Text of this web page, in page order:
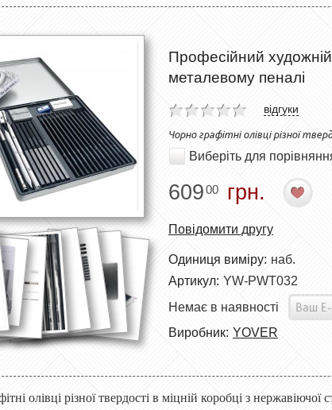
Професійний
металевому пеналі
відгуки
Чорно графітні олівці різної
Виберіть для
60900 грн.
Повідомити другу
Одиниця виміру: наб.
Артикул: YW-PWT032
Немає в наявності
Виробник: YOVER
олівці різної твердості в міцній коробці з